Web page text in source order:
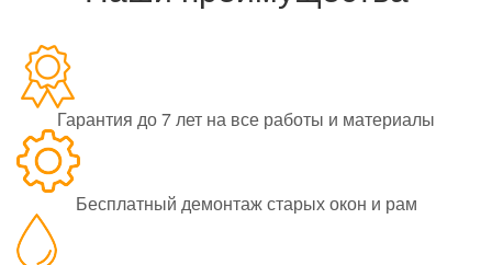
Гарантия до 7 лет на все работы и материалы
Бесплатный демонтаж старых окон и рам